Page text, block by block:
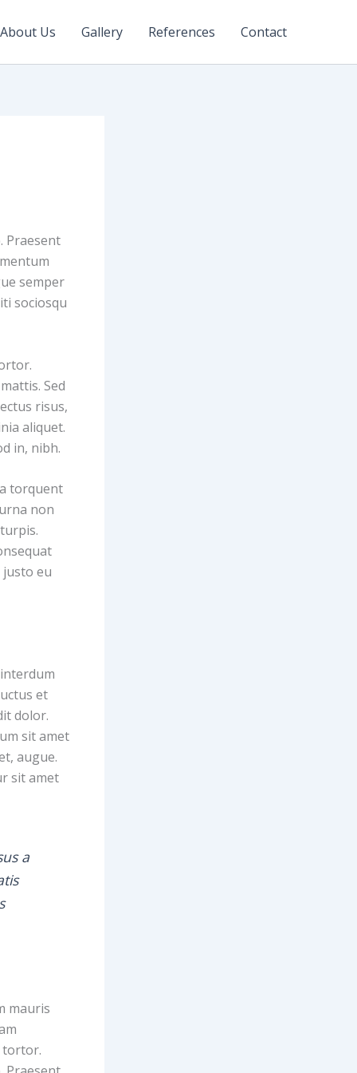
About Us Gallery References Contact
Praesent
semper
sociosqu
Sed
risus,
aliquet.
in, nibh.
torquent
non
justo eu
et
dolor.
sit amet
augue.
sit amet
a
mauris
tortor.